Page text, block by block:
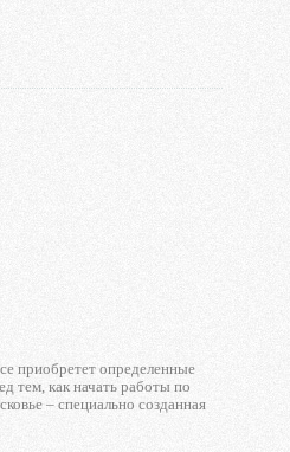
приобретет определенные
тем, как начать работы по
– специально созданная